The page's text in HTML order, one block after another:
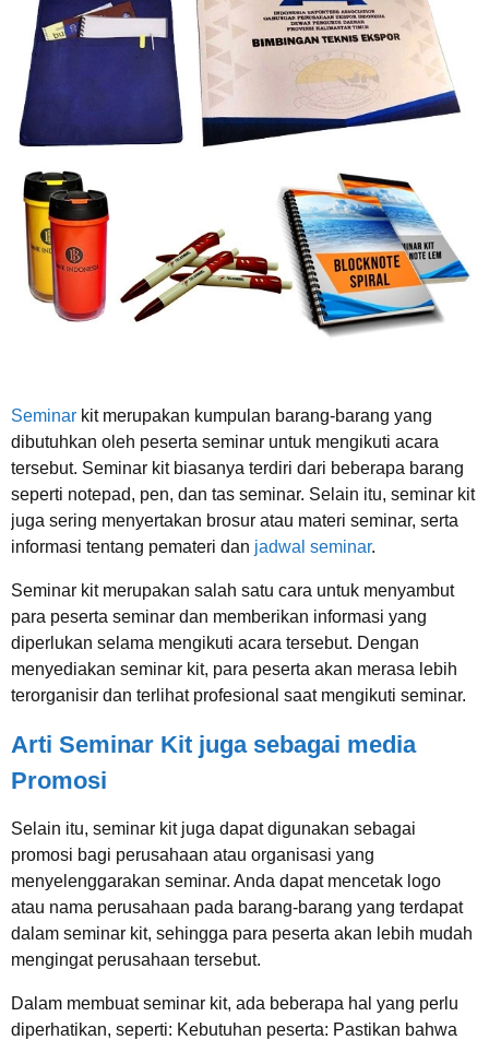
Seminar kit merupakan kumpulan barang-barang yang
dibutuhkan oleh peserta seminar untuk mengikuti acara
tersebut. Seminar kit biasanya terdiri dari beberapa barang
seperti notepad, pen, dan tas seminar. Selain itu, seminar kit
juga sering menyertakan brosur atau materi seminar, serta
informasi tentang pemateri dan jadwal seminar.
Seminar kit merupakan salah satu cara untuk menyambut
para peserta seminar dan memberikan informasi yang
diperlukan selama mengikuti acara tersebut. Dengan
menyediakan seminar kit, para peserta akan merasa lebih
terorganisir dan terlihat profesional saat mengikuti seminar.
Arti Seminar Kit juga sebagai media
Promosi
Selain itu, seminar kit juga dapat digunakan sebagai
promosi bagi perusahaan atau organisasi yang
menyelenggarakan seminar. Anda dapat mencetak logo
atau nama perusahaan pada barang-barang yang terdapat
dalam seminar kit, sehingga para peserta akan lebih mudah
mengingat perusahaan tersebut.
Dalam membuat seminar kit, ada beberapa hal yang perlu
diperhatikan, seperti: Kebutuhan peserta: Pastikan bahwa